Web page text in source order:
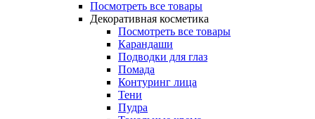
Посмотреть все товары
Декоративная косметика
Посмотреть все товары
Карандаши
Подводки для глаз
Помада
Контуринг лица
Тени
Пудра